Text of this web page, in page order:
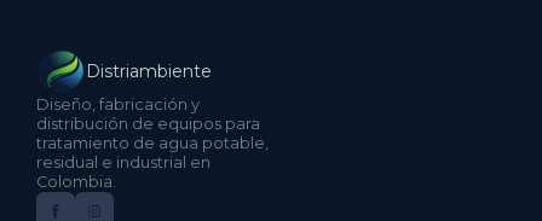
Distriambiente
Diseño, fabricación y
distribución de equipos para
tratamiento de agua potable,
residual e industrial en
Colombia.